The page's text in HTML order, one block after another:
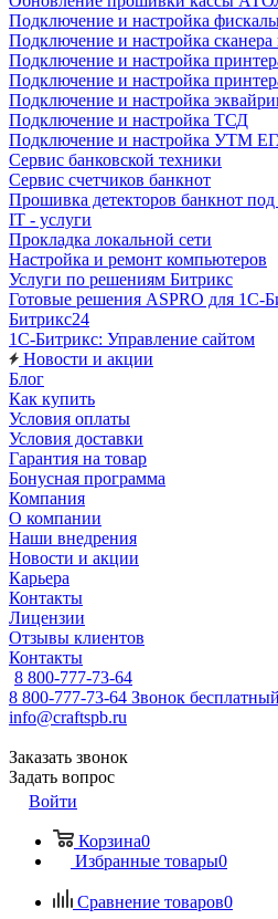
Подключение и настройка
Подключение и настройка сканера
Подключение и настройка
Подключение и настройка
Подключение и настройка
Подключение и настройка ТСД
Подключение и настройка УТМ
Сервис банковской техники
Сервис счетчиков банкнот
Прошивка детекторов банкнот
IT - услуги
Прокладка локальной сети
Настройка и ремонт компьютеров
Услуги по решениям Битрикс
Готовые решения ASPRO для 1С-
Битрикс24
1С-Битрикс: Управление сайтом
Новости и акции
Блог
Как купить
Условия оплаты
Условия доставки
Гарантия на товар
Бонусная программа
Компания
О компании
Наши внедрения
Новости и акции
Карьера
Контакты
Лицензии
Отзывы клиентов
Контакты
8 800-777-73-64
8 800-777-73-64 Звонок бесплатный
info@craftspb.ru
Заказать звонок
Задать вопрос
Войти
Корзина0
Избранные товары0
Сравнение товаров0